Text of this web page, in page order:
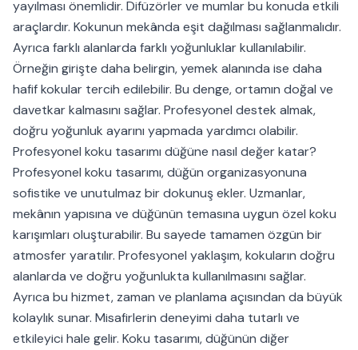
yayılması önemlidir. Difüzörler ve mumlar bu konuda etkili
araçlardır. Kokunun mekânda eşit dağılması sağlanmalıdır.
Ayrıca farklı alanlarda farklı yoğunluklar kullanılabilir.
Örneğin girişte daha belirgin, yemek alanında ise daha
hafif kokular tercih edilebilir. Bu denge, ortamın doğal ve
davetkar kalmasını sağlar. Profesyonel destek almak,
doğru yoğunluk ayarını yapmada yardımcı olabilir.
Profesyonel koku tasarımı düğüne nasıl değer katar?
Profesyonel koku tasarımı, düğün organizasyonuna
sofistike ve unutulmaz bir dokunuş ekler. Uzmanlar,
mekânın yapısına ve düğünün temasına uygun özel koku
karışımları oluşturabilir. Bu sayede tamamen özgün bir
atmosfer yaratılır. Profesyonel yaklaşım, kokuların doğru
alanlarda ve doğru yoğunlukta kullanılmasını sağlar.
Ayrıca bu hizmet, zaman ve planlama açısından da büyük
kolaylık sunar. Misafirlerin deneyimi daha tutarlı ve
etkileyici hale gelir. Koku tasarımı, düğünün diğer